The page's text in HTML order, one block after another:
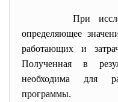
При
определяющее
работающих и
Полученная в
необходима для
программы.